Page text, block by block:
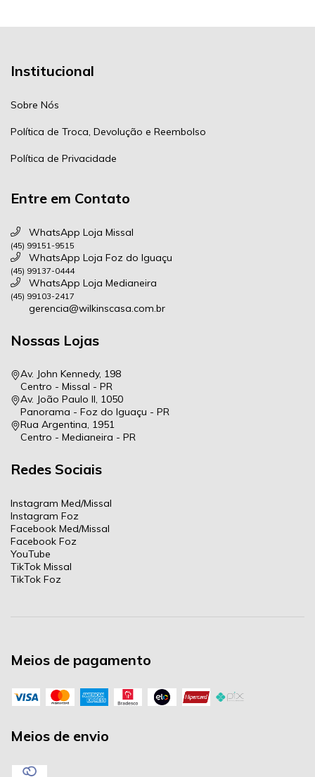
Institucional
Sobre Nós
Política de Troca, Devolução e Reembolso
Política de Privacidade
Entre em Contato
WhatsApp Loja Missal
(45) 99151-9515
WhatsApp Loja Foz do Iguaçu
(45) 99137-0444
WhatsApp Loja Medianeira
(45) 99103-2417
gerencia@wilkinscasa.com.br
Nossas Lojas
Av. John Kennedy, 198
Centro - Missal - PR
Av. João Paulo II, 1050
Panorama - Foz do Iguaçu - PR
Rua Argentina, 1951
Centro - Medianeira - PR
Redes Sociais
Instagram Med/Missal
Instagram Foz
Facebook Med/Missal
Facebook Foz
YouTube
TikTok Missal
TikTok Foz
Meios de pagamento
Meios de envio